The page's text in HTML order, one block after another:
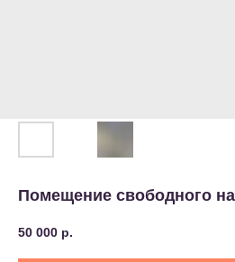
Помещение свободного
50 000 р.